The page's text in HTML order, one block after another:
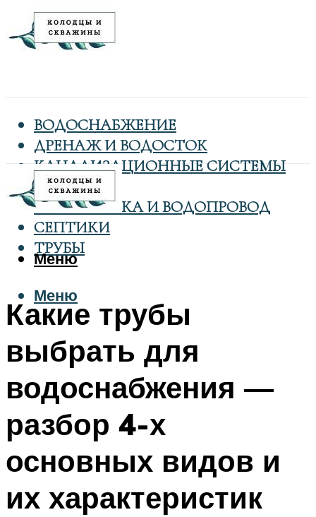
ВОДОСНАБЖЕНИЕ
ДРЕНАЖ И ВОДОСТОК
КАНАЛИЗАЦИОННЫЕ СИСТЕМЫ
КОЛОДЦЫ
САНТЕХНИКА И ВОДОПРОВОД
СЕПТИКИ
ТРУБЫ
Меню
Меню
Какие трубы
выбрать для
водоснабжения —
разбор 4-х
основных видов и
их характеристик